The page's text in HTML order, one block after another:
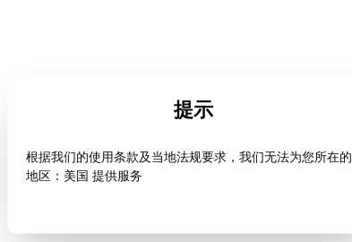
提示
根据我们的使用条款及当地法规要求，我们无法为您所在的
地区：美国 提供服务